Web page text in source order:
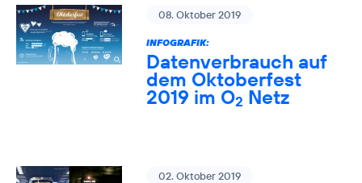
08. Oktober 2019
INFOGRAFIK:
Datenverbrauch auf
dem Oktoberfest
2019 im O2 Netz
02. Oktober 2019